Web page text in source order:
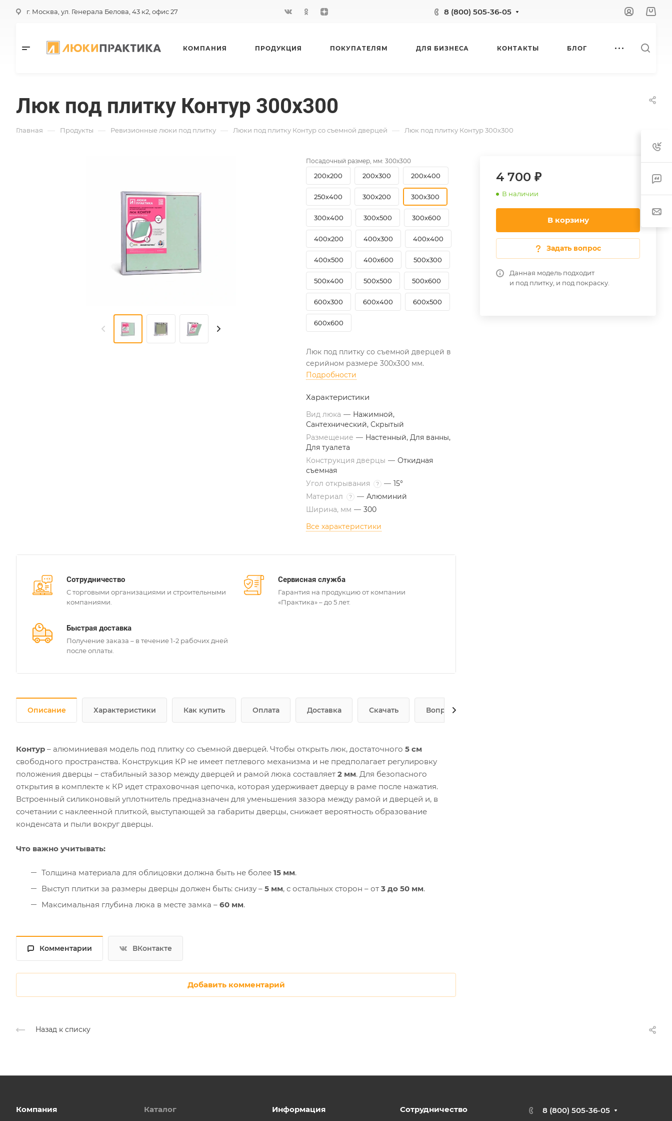
г. Москва, ул. Генерала Белова, 43 к2, офис 27 8 (800) 505-36-05
КОМПАНИЯ ПРОДУКЦИЯ ПОКУПАТЕЛЯМ ДЛЯ БИЗНЕСА КОНТАКТЫ БЛОГ
Люк под плитку Контур 300х300
Главная — Продукты — Ревизионные люки под плитку — Люки под плитку Контур со съемной дверцей — Люк под плитку Контур 300х300
4 700 ₽
В наличии
В корзину
Задать вопрос
Данная модель подходит
и под плитку, и под покраску.
Посадочный размер, мм: 300х300
200х200 200х300 200х400
250х400 300х200 300х300
300х400 300х500 300х600
400х200 400х300 400х400
400х500 400х600 500х300
500х400 500х500 500х600
600х300 600х400 600х500
600х600
Люк под плитку со съемной дверцей в
серийном размере 300х300 мм.
Подробности
Характеристики
Вид люка — Нажимной,
Сантехнический, Скрытый
Размещение — Настенный, Для ванны,
Для туалета
Конструкция дверцы — Откидная
съемная
Угол открывания
? — 15°
Материал
? — Алюминий
Ширина, мм — 300
Все характеристики
Сотрудничество
С торговыми организациями и строительными
компаниями.
Сервисная служба
Гарантия на продукцию от компании
«Практика» – до 5 лет.
Быстрая доставка
Получение заказа – в течение 1-2 рабочих дней
после оплаты.
Описание Характеристики Как купить Оплата Доставка Скачать Вопросы и ответы
Контур – алюминиевая модель под плитку со съемной дверцей. Чтобы открыть люк, достаточного 5 см
свободного пространства. Конструкция КР не имеет петлевого механизма и не предполагает регулировку
положения дверцы – стабильный зазор между дверцей и рамой люка составляет 2 мм. Для безопасного
открытия в комплекте к КР идет страховочная цепочка, которая удерживает дверцу в раме после нажатия.
Встроенный силиконовый уплотнитель предназначен для уменьшения зазора между рамой и дверцей и, в
сочетании с наклеенной плиткой, выступающей за габариты дверцы, снижает вероятность образование
конденсата и пыли вокруг дверцы.
Что важно учитывать:
Толщина материала для облицовки должна быть не более 15 мм.
Выступ плитки за размеры дверцы должен быть: снизу – 5 мм, с остальных сторон – от 3 до 50 мм.
Максимальная глубина люка в месте замка – 60 мм.
Комментарии ВКонтакте
Добавить комментарий
Назад к списку
Компания Каталог Информация Сотрудничество 8 (800) 505-36-05